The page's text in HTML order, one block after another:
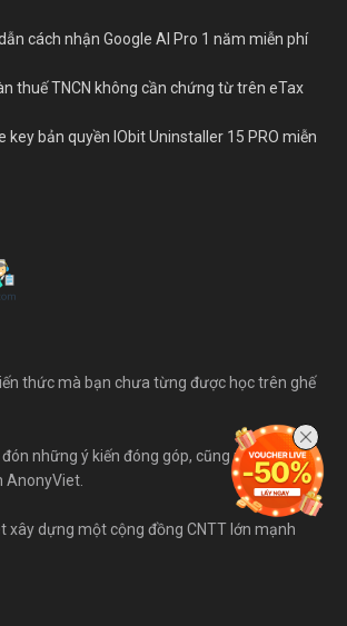
cách nhận Google AI Pro 1 năm miễn phí
thuế TNCN không cần chứng từ trên eTax
key bản quyền IObit Uninstaller 15 PRO miễn
thức mà bạn chưa từng được học trên ghế
những ý kiến đóng góp, cũng như bài viết
AnonyViet.
xây dựng một cộng đồng CNTT lớn mạnh